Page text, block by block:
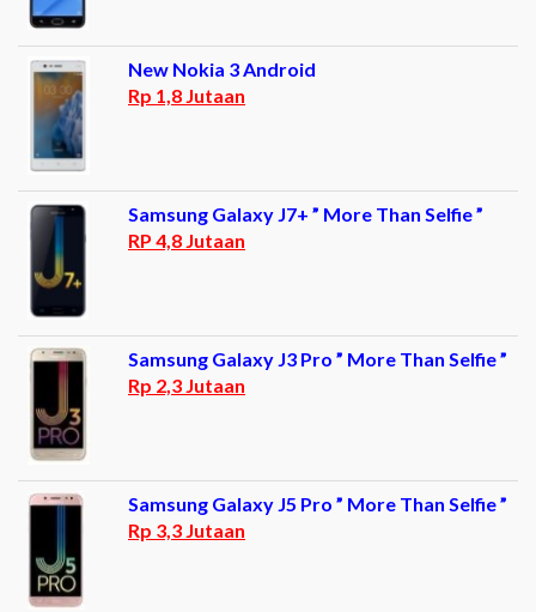
New Nokia 3 Android
Rp 1,8 Jutaan
Samsung Galaxy J7+ ” More Than Selfie ”
RP 4,8 Jutaan
Samsung Galaxy J3 Pro ” More Than Selfie ”
Rp 2,3 Jutaan
Samsung Galaxy J5 Pro ” More Than Selfie ”
Rp 3,3 Jutaan